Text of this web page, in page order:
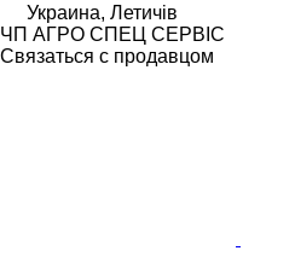
Украина, Летичів
ЧП АГРО СПЕЦ СЕРВІС
Связаться с продавцом